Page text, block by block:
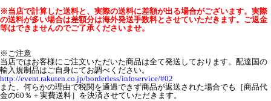
※当店で計算した送料と、実際の送料に差額が出る場合がございます。実際
の送料が多い場合は差額分は海外発送手数料とさせていただきます。ご返金
等はできませんのでご了承くださいませ。
※ご注意
当店ではお客様にご注文いただいた商品は全て発送しております。配達国の
輸入規制品はご自身にてお調べください。
http://event.rakuten.co.jp/borderless/infoservice/#02
また、何らかの理由で税関を通過できず商品が返送された場合でも［商品代
金の60％＋実費送料］を決済させていただきます。